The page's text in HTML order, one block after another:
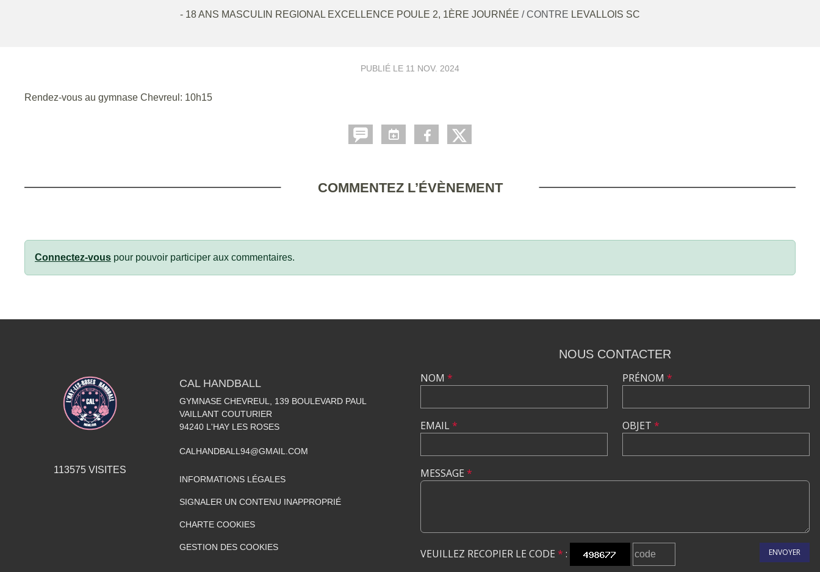
- 18 ANS MASCULIN REGIONAL EXCELLENCE POULE 2, 1ÈRE JOURNÉE / CONTRE LEVALLOIS SC
PUBLIÉ LE 11 NOV. 2024
Rendez-vous au gymnase Chevreul: 10h15
COMMENTEZ L’ÉVÈNEMENT
Connectez-vous pour pouvoir participer aux commentaires.
113575VISITES
CAL HANDBALL
GYMNASE CHEVREUL, 139 BOULEVARD PAUL
VAILLANT COUTURIER
94240 L'HAY LES ROSES
CALHANDBALL94@GMAIL.COM
INFORMATIONS LÉGALES
SIGNALER UN CONTENU INAPPROPRIÉ
CHARTE COOKIES
GESTION DES COOKIES
NOUS CONTACTER
NOM *
EMAIL*
PRÉNOM *
OBJET *
MESSAGE *
VEUILLEZ RECOPIER LE CODE * : ENVOYER